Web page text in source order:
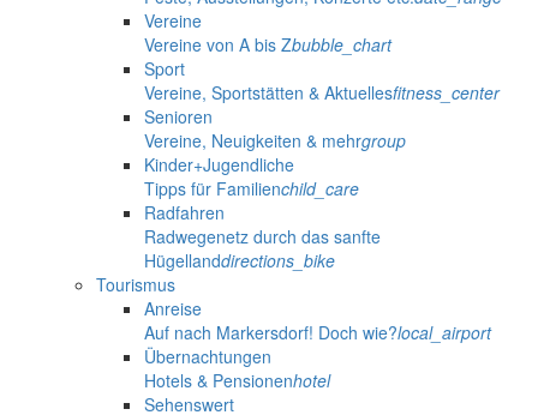
Vereine
Vereine von A bis Zbubble_chart
Sport
Vereine, Sportstätten & Aktuellesfitness_center
Senioren
Vereine, Neuigkeiten & mehrgroup
Kinder+Jugendliche
Tipps für Familienchild_care
Radfahren
Radwegenetz durch das sanfte
Hügellanddirections_bike
Tourismus
Anreise
Auf nach Markersdorf! Doch wie?local_airport
Übernachtungen
Hotels & Pensionenhotel
Sehenswert